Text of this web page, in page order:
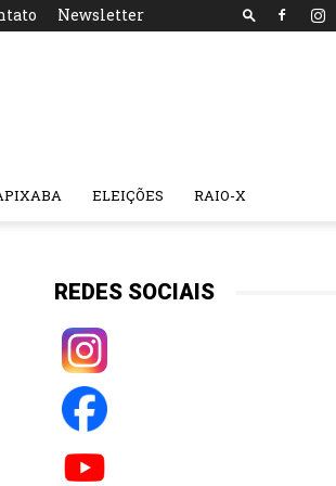
Newsletter
ELEIÇÕES RAIO-X
REDES SOCIAIS